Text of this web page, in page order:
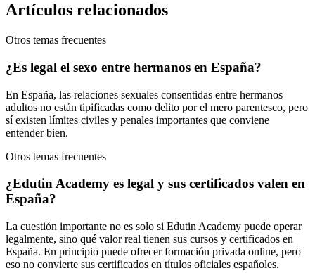
Artículos relacionados
Otros temas frecuentes
¿Es legal el sexo entre hermanos en España?
En España, las relaciones sexuales consentidas entre hermanos
adultos no están tipificadas como delito por el mero parentesco, pero
sí existen límites civiles y penales importantes que conviene
entender bien.
Otros temas frecuentes
¿Edutin Academy es legal y sus certificados valen en
España?
La cuestión importante no es solo si Edutin Academy puede operar
legalmente, sino qué valor real tienen sus cursos y certificados en
España. En principio puede ofrecer formación privada online, pero
eso no convierte sus certificados en títulos oficiales españoles.